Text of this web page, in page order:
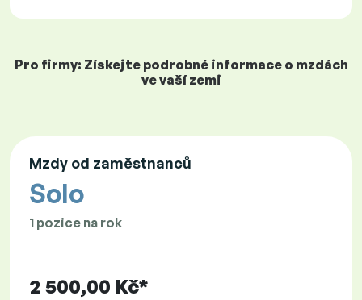
Pro firmy: Získejte podrobné informace o mzdách
ve vaší zemi
Mzdy od zaměstnanců
Solo
1 pozice na rok
2 500,00 Kč*